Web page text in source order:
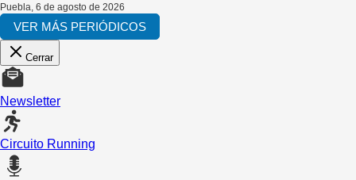
Puebla 6 de agosto de 2026
VER MÁS PERIÓDICOS
Cerrar
Newsletter
Circuito Running